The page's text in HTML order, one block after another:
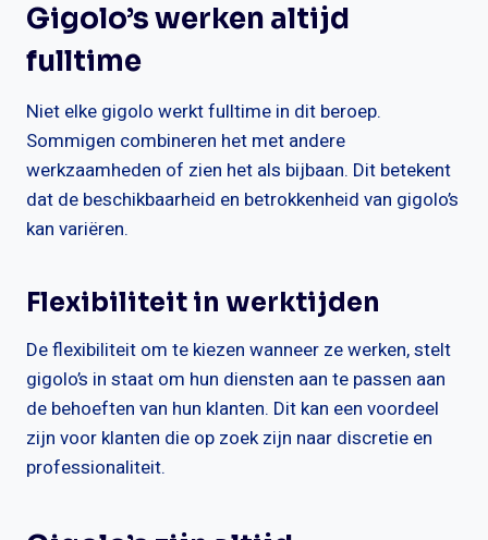
Gigolo’s werken altijd
fulltime
Niet elke gigolo werkt fulltime in dit beroep.
Sommigen combineren het met andere
werkzaamheden of zien het als bijbaan. Dit betekent
dat de beschikbaarheid en betrokkenheid van gigolo’s
kan variëren.
Flexibiliteit in werktijden
De flexibiliteit om te kiezen wanneer ze werken, stelt
gigolo’s in staat om hun diensten aan te passen aan
de behoeften van hun klanten. Dit kan een voordeel
zijn voor klanten die op zoek zijn naar discretie en
professionaliteit.